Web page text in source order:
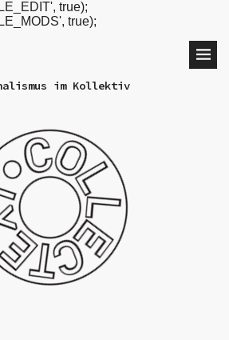
true);
true);
im Kollektiv